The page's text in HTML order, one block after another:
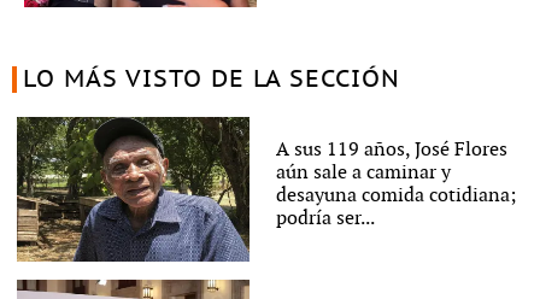
LO MÁS VISTO DE LA SECCIÓN
A sus 119 años, José Flores
aún sale a caminar y
desayuna comida cotidiana;
podría ser...